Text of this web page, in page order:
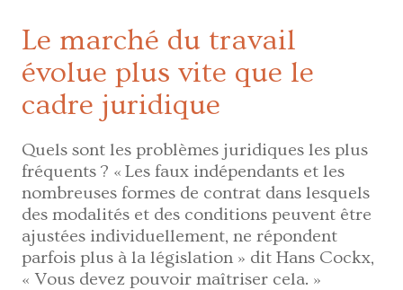
Le marché du travail
évolue plus vite que le
cadre juridique
Quels sont les problèmes juridiques les plus
fréquents ? « Les faux indépendants et les
nombreuses formes de contrat dans lesquels
des modalités et des conditions peuvent être
ajustées individuellement, ne répondent
parfois plus à la législation » dit Hans Cockx,
« Vous devez pouvoir maîtriser cela. »